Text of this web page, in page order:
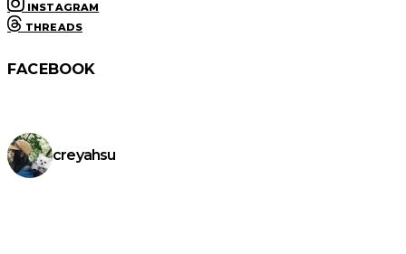
INSTAGRAM
THREADS
FACEBOOK
creyahsu